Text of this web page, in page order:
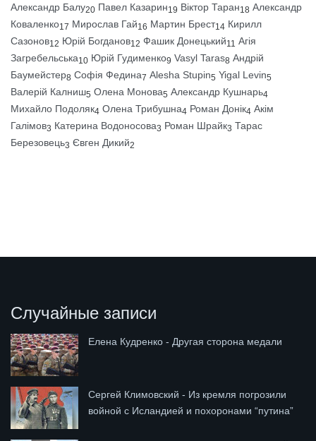
Александр Балу20 Павел Казарин19 Віктор Таран18 Александр
Коваленко17 Мирослав Гай16 Мартин Брест14 Кирилл
Сазонов12 Юрій Богданов12 Фашик Донецький11 Агія
Загребельська10 Юрій Гудименко9 Vasyl Taras8 Андрій
Баумейстер8 Софія Федина7 Alesha Stupin5 Yigal Levin5
Валерій Калниш5 Олена Монова5 Александр Кушнарь4
Михайло Подоляк4 Олена Трибушна4 Роман Донік4 Акім
Галімов3 Катерина Водоносова3 Роман Шрайк3 Тарас
Березовець3 Євген Дикий2
Случайные записи
Елена Кудренко - Другая сторона медали
Сергей Климовский - Из кремля погрозили
войной с Исландией и похоронами “путина”